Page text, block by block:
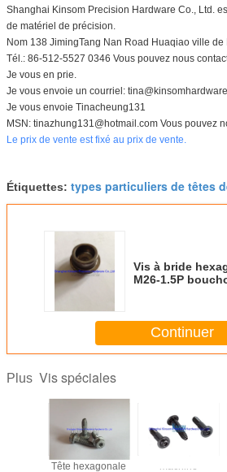
Shanghai Kinsom Precision Hardware Co., Ltd.
de matériel de précision.
Nom 138 JimingTang Nan Road Huaqiao ville
Tél.: 86-512-5527 0346 Vous pouvez nous
Je vous en prie.
Je vous envoie un courriel:
Je vous envoie Tinacheung131
MSN: tinazhung131@hotmail.com Vous pouvez
Le prix de vente est fixé au prix de vente.
Étiquettes: types particuliers de têtes
Vis à bride
M26-1.5P
Continuer
Plus Vis spéciales
Tête hexagonale
machine